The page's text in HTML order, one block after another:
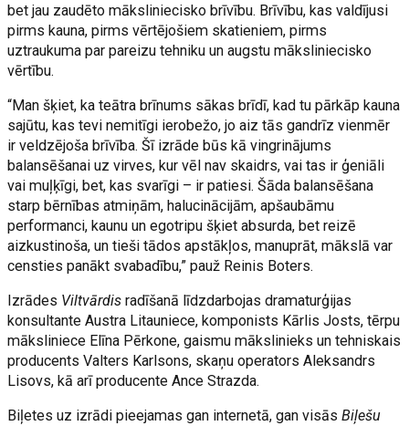
bet jau zaudēto māksliniecisko brīvību. Brīvību, kas valdījusi
pirms kauna, pirms vērtējošiem skatieniem, pirms
uztraukuma par pareizu tehniku un augstu māksliniecisko
vērtību.
“Man šķiet, ka teātra brīnums sākas brīdī, kad tu pārkāp kauna
sajūtu, kas tevi nemitīgi ierobežo, jo aiz tās gandrīz vienmēr
ir veldzējoša brīvība. Šī izrāde būs kā vingrinājums
balansēšanai uz virves, kur vēl nav skaidrs, vai tas ir ģeniāli
vai muļķīgi, bet, kas svarīgi – ir patiesi. Šāda balansēšana
starp bērnības atmiņām, halucinācijām, apšaubāmu
performanci, kaunu un egotripu šķiet absurda, bet reizē
aizkustinoša, un tieši tādos apstākļos, manuprāt, mākslā var
censties panākt svabadību,” pauž Reinis Boters.
Izrādes Viltvārdisradīšanā līdzdarbojas dramaturģijas
konsultante Austra Litauniece, komponists Kārlis Josts, tērpu
māksliniece Elīna Pērkone, gaismu mākslinieks un tehniskais
producents Valters Karlsons, skaņu operators Aleksandrs
Lisovs, kā arī producente Ance Strazda.
Biļetes uz izrādi pieejamas gan internetā, gan visāsBiļešu